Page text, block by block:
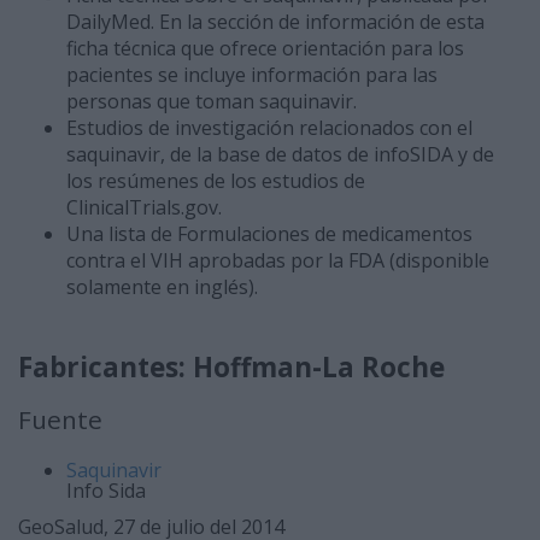
DailyMed. En la sección de información de esta
ficha técnica que ofrece orientación para los
pacientes se incluye información para las
personas que toman saquinavir.
Estudios de investigación relacionados con el
saquinavir, de la base de datos de infoSIDA y de
los resúmenes de los estudios de
ClinicalTrials.gov.
Una lista de Formulaciones de medicamentos
contra el VIH aprobadas por la FDA (disponible
solamente en inglés).
Fabricantes: Hoffman-La Roche
Fuente
Saquinavir
Info Sida
GeoSalud, 27 de julio del 2014